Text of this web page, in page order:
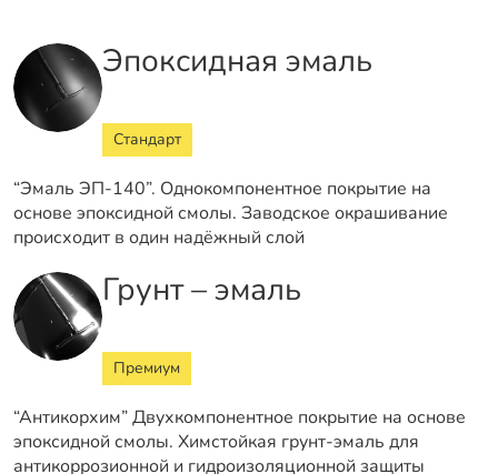
Эпоксидная эмаль
Стандарт
“Эмаль ЭП-140”. Однокомпонентное покрытие на
основе эпоксидной смолы. Заводское окрашивание
происходит в один надёжный слой
Грунт – эмаль
Премиум
“Антикорхим” Двухкомпонентное покрытие на основе
эпоксидной смолы. Химстойкая грунт-эмаль для
антикоррозионной и гидроизоляционной защиты